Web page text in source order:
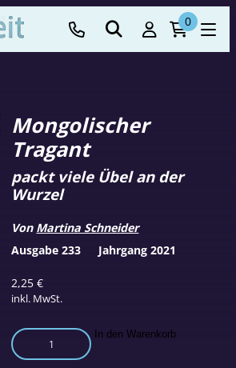
0
Mongolischer
Tragant
2,25€
inkl. MwSt.
packt viele Übel an der
Wurzel
Von Martina Schneider
Mongolischer
Tragant
In den Warenkorb
Ausgabe 233 Jahrgang 2021